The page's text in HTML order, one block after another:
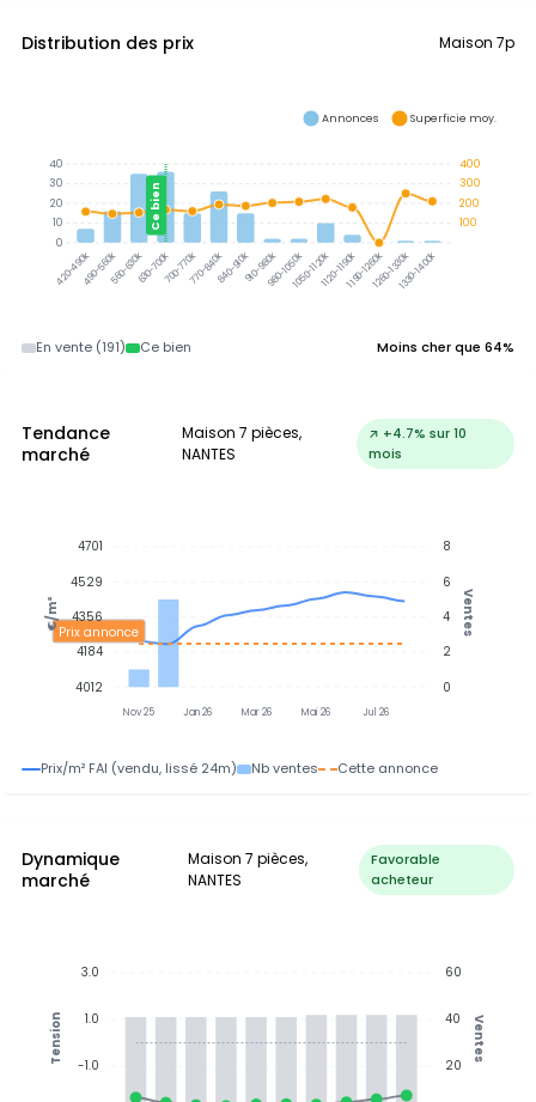
Distribution des prix Maison 7p
420-490k490-560k560-630k630-700k700-770k770-840k840-910k910-980k980-1050k1050-1120k1120-1190k1190-1260k1260-1330k1330-1400k
Ce bien
400
300
200
100
40
30
20
10
0
Annonces Superficie moy.
En vente (191) Ce bien Moins cher que 64%
Tendance
marché
Maison 7 pièces,
NANTES
↗ +4.7% sur 10
mois
Nov 25 Jan 26 Mar 26 Mai 26 Jul 26
Prix annonce
8
6
4
2
0
Ventes
4701
4529
4356
4184
4012
€/m²
Prix/m² FAI (vendu, lissé 24m) Nb ventes Cette annonce
Dynamique
marché
Maison 7 pièces,
NANTES
Favorable
acheteur
60
40
20
Ventes
3.0
1.0
-1.0
Tension